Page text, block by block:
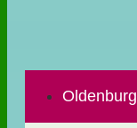
Oldenburg